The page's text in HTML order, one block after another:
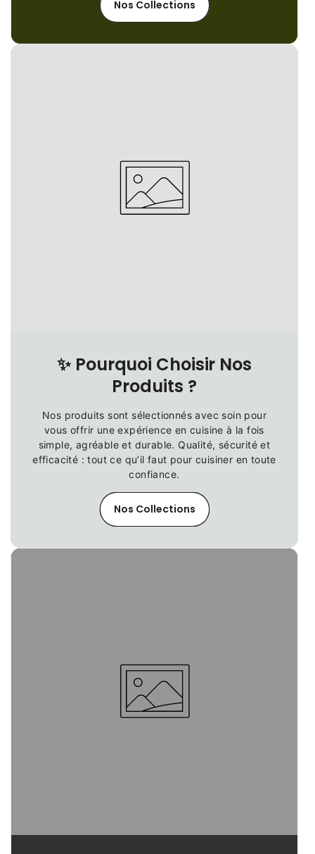
Nos Collections
✨ Pourquoi Choisir Nos
Produits ?
Nos produits sont sélectionnés avec soin pour
vous offrir une expérience en cuisine à la fois
simple, agréable et durable. Qualité, sécurité et
efficacité : tout ce qu’il faut pour cuisiner en toute
confiance.
Nos Collections